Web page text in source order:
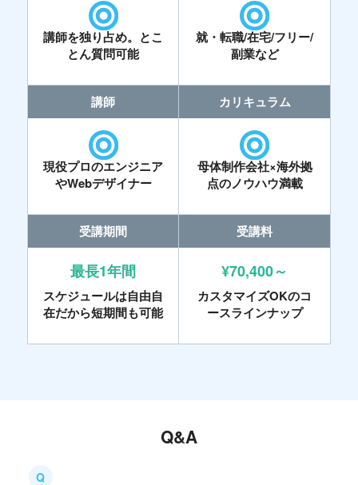
講師を独り占め。とこ
とん質問可能
就・転職/在宅/フリー/
副業など
講師
現役プロのエンジニア
やWebデザイナー
カリキュラム
母体制作会社×海外拠
点のノウハウ満載
受講期間
最長1年間
スケジュールは自由自
在だから短期間も可能
受講料
¥70,400～
カスタマイズOKのコ
ースラインナップ
Q&A